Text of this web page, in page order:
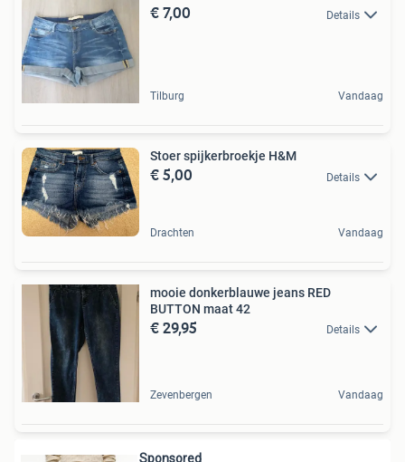
€ 7,00 Details
Tilburg Vandaag
Stoer spijkerbroekje H&M
€ 5,00 Details
Drachten Vandaag
mooie donkerblauwe jeans RED
BUTTON maat 42
€ 29,95 Details
Zevenbergen Vandaag